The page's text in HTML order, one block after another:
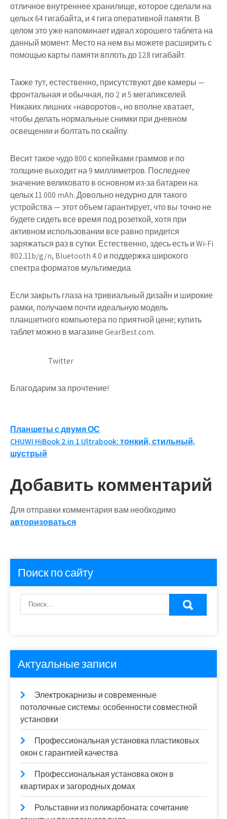
отличное внутреннее хранилище, которое сделали на
целых 64 гигабайта, и 4 гига оперативной памяти. В
целом это уже напоминает идеал хорошего таблета на
данный момент. Место на нем вы можете расширить с
помощью карты памяти вплоть до 128 гигабайт.
Также тут, естественно, присутствуют две камеры —
фронтальная и обычная, по 2 и 5 мегапикселей.
Никаких лишних «наворотов», но вполне хватает,
чтобы делать нормальные снимки при дневном
освещении и болтать по скайпу.
Весит такое чудо 800 с копейками граммов и по
толщине выходит на 9 миллиметров. Последнее
значение великовато в основном из-за батареи на
целых 11 000 mAh. Довольно недурно для такого
устройства — этот объем гарантирует, что вы точно не
будете сидеть все время под розеткой, хотя при
активном использовании все равно придется
заряжаться раз в сутки. Естественно, здесь есть и Wi-Fi
802.11b/g/n, Bluetooth 4.0 и поддержка широкого
спектра форматов мультимедиа.
Если закрыть глаза на тривиальный дизайн и широкие
рамки, получаем почти идеальную модель
планшетного компьютера по приятной цене; купить
таблет можно в магазине GearBest.com.
Twitter
Благодарим за прочтение!
Навигация
по
Планшеты с двумя ОС
CHUWI HiBook 2 in 1 Ultrabook: тонкий, стильный,
шустрый
Добавить комментарий
Для отправки комментария вам необходимо
авторизоваться.
Поиск по сайту
Актуальные записи
Электрокарнизы и современные
потолочные системы: особенности совместной
установки
Профессиональная установка пластиковых
окон с гарантией качества
Профессиональная установка окон в
квартирах и загородных домах
Рольставни из поликарбоната: сочетание